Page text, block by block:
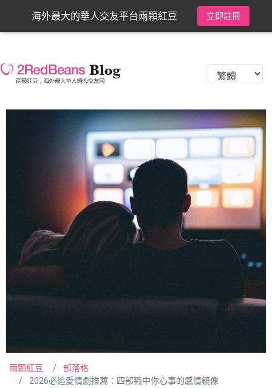
海外最大的華人交友平台兩顆紅豆 立即註冊
兩顆紅豆
部落格
2026必追愛情劇推薦：四部戳中你心事的感情鏡像